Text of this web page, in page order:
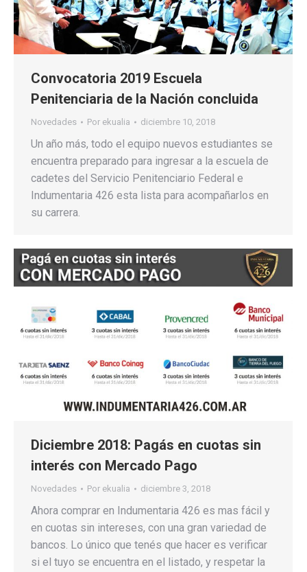
Convocatoria 2019 Escuela
Penitenciaria de la Nación concluida
Novedades Por ekualia diciembre 10, 2018
Un año más, todo el equipo nuevos estudiantes se
encuentra preparado para ingresar a la escuela de
cadetes del Servicio Penitenciario Federal e
Indumentaria 426 esta lista para acompañarlos en
su carrera.
Diciembre 2018: Pagás en cuotas sin
interés con Mercado Pago
Novedades Por ekualia diciembre 3, 2018
Ahora comprar en Indumentaria 426 es mas fácil y
en cuotas sin intereses, con una gran variedad de
bancos. Lo único que tenés que hacer es verificar
si el tuyo se encuentra en el listado, y respetar la